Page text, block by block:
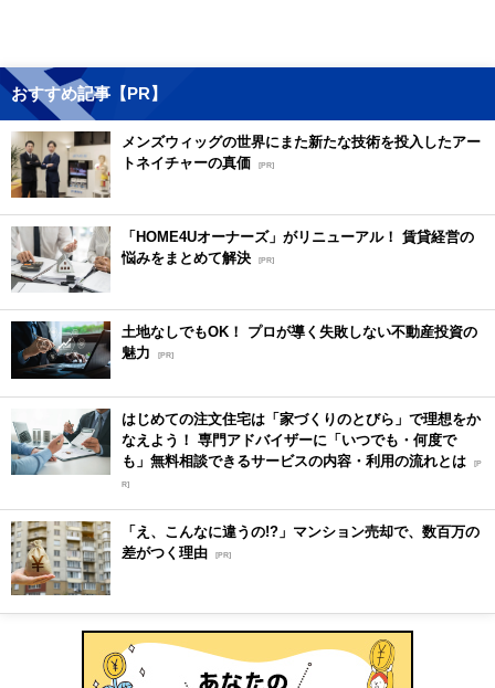
おすすめ記事【PR】
メンズウィッグの世界にまた新たな技術を投入したアー
トネイチャーの真価 [PR]
「HOME4Uオーナーズ」がリニューアル！ 賃貸経営の
悩みをまとめて解決 [PR]
土地なしでもOK！ プロが導く失敗しない不動産投資の
魅力
[PR]
はじめての注文住宅は「家づくりのとびら」で理想をか
なえよう！ 専門アドバイザーに「いつでも・何度で
も」無料相談できるサービスの内容・利用の流れとは [P
R]
「え、こんなに違うの!?」マンション売却で、数百万の
差がつく理由 [PR]